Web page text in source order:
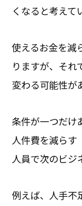
くなると考えて
使えるお金を減
りますが、そ
変わる可能性が
条件が一つだけ
人件費を減らす
人員で次のビジ
例えば、人手不